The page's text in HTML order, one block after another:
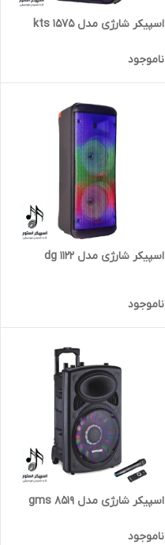
اسپیکر شارژی مدل kts 1575
ناموجود
اسپیکر شارژی مدل dg 1122
ناموجود
اسپیکر شارژی مدل 8519 gms
ناموجود